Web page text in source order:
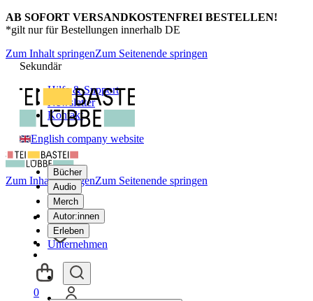
AB SOFORT VERSANDKOSTENFREI BESTELLEN!
*gilt nur für Bestellungen innerhalb DE
Zum Inhalt springenZum Seitenende springen
Sekundär
Hilfe & Support
Newsletter
Kontakt
English company website
Bücher
Audio
Merch
Autor:innen
Erleben
Unternehmen
Zum Inhalt springenZum Seitenende springen
0